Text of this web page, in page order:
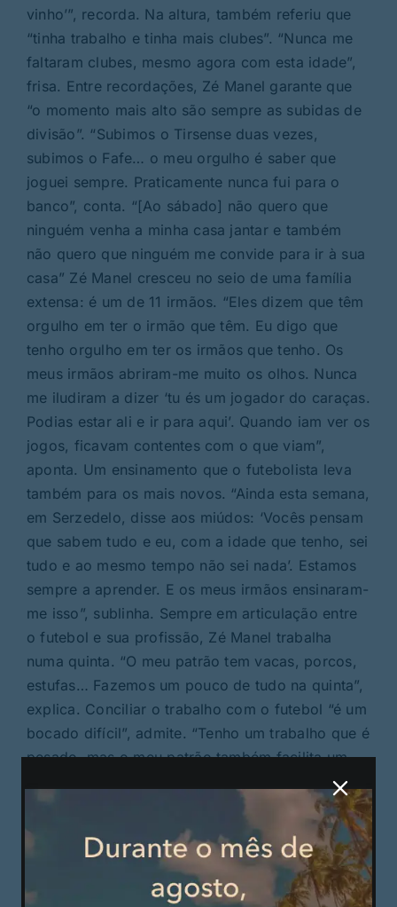
vinho’”, recorda. Na altura, também referiu que
“tinha trabalho e tinha mais clubes”. “Nunca me
faltaram clubes, mesmo agora com esta idade”,
frisa. Entre recordações, Zé Manel garante que
“o momento mais alto são sempre as subidas de
divisão”. “Subimos o Tirsense duas vezes,
subimos o Fafe… o meu orgulho é saber que
joguei sempre. Praticamente nunca fui para o
banco”, conta. “[Ao sábado] não quero que
ninguém venha a minha casa jantar e também
não quero que ninguém me convide para ir à sua
casa” Zé Manel cresceu no seio de uma família
extensa: é um de 11 irmãos. “Eles dizem que têm
orgulho em ter o irmão que têm. Eu digo que
tenho orgulho em ter os irmãos que tenho. Os
meus irmãos abriram-me muito os olhos. Nunca
me iludiram a dizer ‘tu és um jogador do caraças.
Podias estar ali e ir para aqui’. Quando iam ver os
jogos, ficavam contentes com o que viam”,
aponta. Um ensinamento que o futebolista leva
também para os mais novos. “Ainda esta semana,
em Serzedelo, disse aos miúdos: ‘Vocês pensam
que sabem tudo e eu, com a idade que tenho, sei
tudo e ao mesmo tempo não sei nada’. Estamos
sempre a aprender. E os meus irmãos ensinaram-
me isso”, sublinha. Sempre em articulação entre
o futebol e sua profissão, Zé Manel trabalha
numa quinta. “O meu patrão tem vacas, porcos,
estufas… Fazemos um pouco de tudo na quinta”,
explica. Conciliar o trabalho com o futebol “é um
bocado difícil”, admite. “Tenho um trabalho que é
pesado, mas o meu patrão também facilita um
pouco. Saio do trabalho e vou diretamente para
o futebol. Gosto de chegar cedo ao treino, quem
me conhece sabe que sempre que posso vou
mais cedo meia hora, uma hora, no máximo…
não gosto de chegar atrasado”, assegura. Para
manter a forma, Zé Manel frisa a importância do